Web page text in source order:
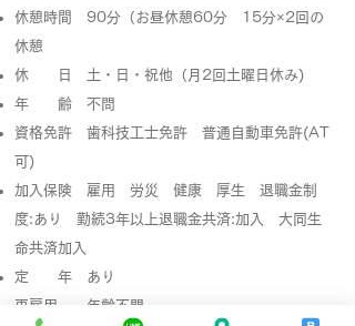
休憩時間 90分（お昼休憩60分 15分×2回の
休憩
休 日 土・日・祝他（月2回土曜日休み)
年 齢 不問
資格免許 歯科技工士免許 普通自動車免許(AT
可)
加入保険 雇用 労災 健康 厚生 退職金制
度:あり 勤続3年以上退職金共済:加入 大同生
命共済加入
定 年 あり
再雇用 年齢不問